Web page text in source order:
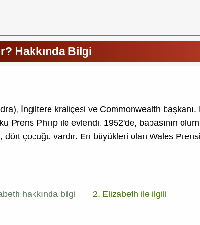
Hakkında Bilgi
İngiltere kraliçesi ve Commonwealth başkanı.
Prens Philip ile evlendi. 1952'de, babasının
çocuğu vardır. En büyükleri olan Wales
hakkında bilgi 2. Elizabeth ile ilgili